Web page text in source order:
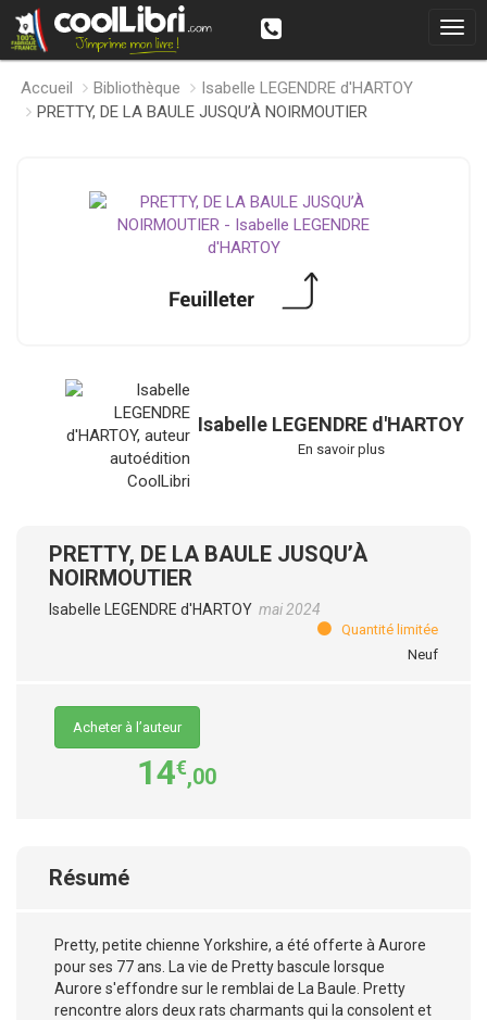
Accueil Bibliothèque
Isabelle LEGENDRE d'HARTOY
PRETTY, DE LA BAULE JUSQU’À NOIRMOUTIER
Isabelle LEGENDRE d'HARTOY
En savoir plus
PRETTY, DE LA BAULE JUSQU’À
NOIRMOUTIER
Isabelle LEGENDRE d'HARTOY mai 2024
Quantité limitée
Neuf
Acheter à l’auteur
14€,00
Résumé
Pretty, petite chienne Yorkshire, a été offerte à Aurore
pour ses 77 ans. La vie de Pretty bascule lorsque
Aurore s'effondre sur le remblai de La Baule. Pretty
rencontre alors deux rats charmants qui la consolent et